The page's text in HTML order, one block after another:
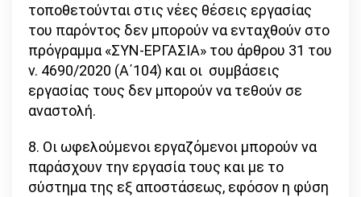
τοποθετούνται στις νέες θέσεις εργασίας
του παρόντος δεν μπορούν να ενταχθούν στο
πρόγραμμα «ΣΥΝ-ΕΡΓΑΣΙΑ» του άρθρου 31 του
ν. 4690/2020 (Α΄104) και οι συμβάσεις
εργασίας τους δεν μπορούν να τεθούν σε
αναστολή.
8. Οι ωφελούμενοι εργαζόμενοι μπορούν να
παράσχουν την εργασία τους και με το
σύστημα της εξ αποστάσεως, εφόσον η φύση